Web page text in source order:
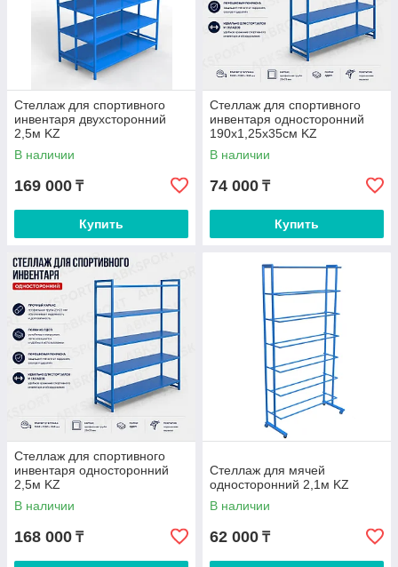
Стеллаж для спортивного
инвентаря двухсторонний
2,5м KZ
В наличии
169 000 ₸
Купить
Стеллаж для спортивного
инвентаря односторонний
190х1,25х35см KZ
В наличии
74 000 ₸
Купить
Стеллаж для спортивного
инвентаря односторонний
2,5м KZ
В наличии
168 000 ₸
Стеллаж для мячей
односторонний 2,1м KZ
В наличии
62 000 ₸